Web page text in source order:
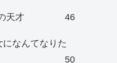
天才 46
なんてなりた
50